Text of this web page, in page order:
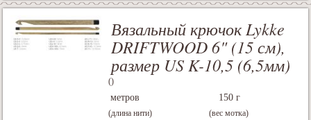
Вязальный крючок Lykke
DRIFTWOOD 6" (15 см),
размер US K-10,5 (6,5мм)
()
метров
(длина нити)
150 г
(вес мотка)